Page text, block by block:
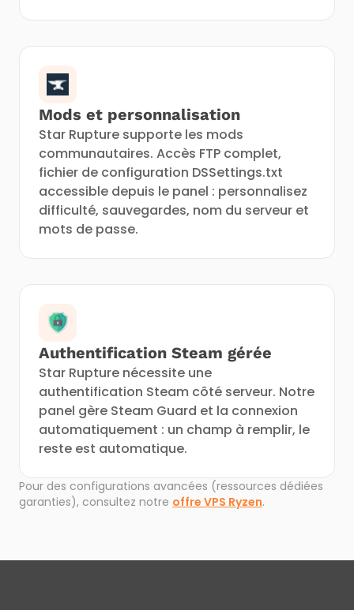
Mods et personnalisation
Star Rupture supporte les mods
communautaires. Accès FTP complet,
fichier de configuration DSSettings.txt
accessible depuis le panel : personnalisez
difficulté, sauvegardes, nom du serveur et
mots de passe.
Authentification Steam gérée
Star Rupture nécessite une
authentification Steam côté serveur. Notre
panel gère Steam Guard et la connexion
automatiquement : un champ à remplir, le
reste est automatique.
Pour des configurations avancées (ressources dédiées
garanties), consultez notre offre VPS Ryzen.